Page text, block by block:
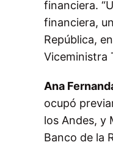
financiera.
financiera,
República,
Viceministra
Ana
ocupó
los Andes, y
Banco de la